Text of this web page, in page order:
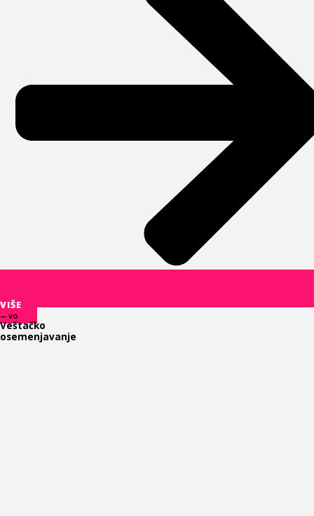
VIŠE
— VO
Veštačko
osemenjavanje